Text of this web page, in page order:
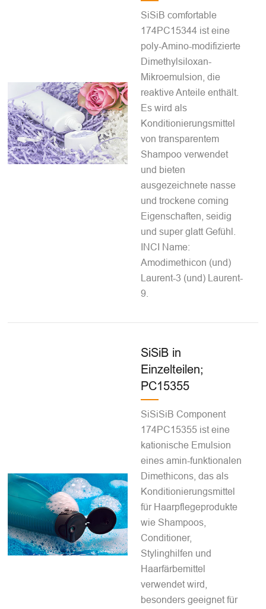
SiSiB comfortable
174PC15344 ist eine
poly-Amino-modifizierte
Dimethylsiloxan-
Mikroemulsion, die
reaktive Anteile enthält.
Es wird als
Konditionierungsmittel
von transparentem
Shampoo verwendet
und bieten
ausgezeichnete nasse
und trockene coming
Eigenschaften, seidig
und super glatt Gefühl.
INCI Name:
Amodimethicon (und)
Laurent-3 (und) Laurent-
9.
SiSiB in
Einzelteilen;
PC15355
SiSiSiB Component
174PC15355 ist eine
kationische Emulsion
eines amin-funktionalen
Dimethicons, das als
Konditionierungsmittel
für Haarpflegeprodukte
wie Shampoos,
Conditioner,
Stylinghilfen und
Haarfärbemittel
verwendet wird,
besonders geeignet für